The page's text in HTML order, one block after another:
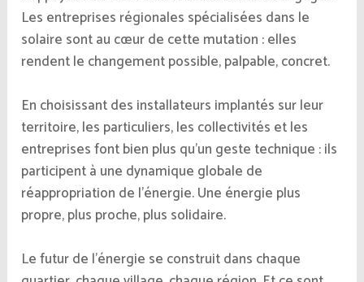
Les entreprises régionales spécialisées dans le
solaire sont au cœur de cette mutation : elles
rendent le changement possible, palpable, concret.
En choisissant des installateurs implantés sur leur
territoire, les particuliers, les collectivités et les
entreprises font bien plus qu’un geste technique : ils
participent à une dynamique globale de
réappropriation de l’énergie. Une énergie plus
propre, plus proche, plus solidaire.
Le futur de l’énergie se construit dans chaque